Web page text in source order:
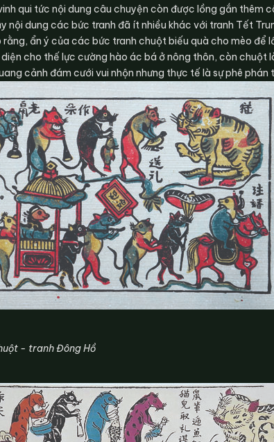
qui tức nội dung câu chuyện còn được lồng gắn thêm
nội dung các bức tranh đã ít nhiều khác với tranh Tết
rằng, ẩn ý của các bức tranh chuột biếu quà cho mèo để
diện cho thế lực cường hào ác bá ở nông thôn, còn
cảnh đám cưới vui nhộn nhưng thực tế là sự phê
- tranh Đông Hồ